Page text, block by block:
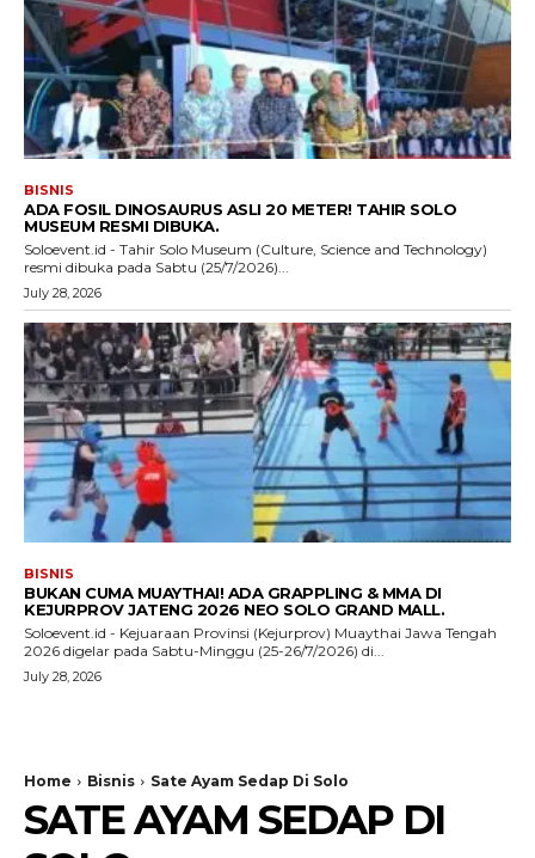
BISNIS
ADA FOSIL DINOSAURUS ASLI 20 METER! TAHIR SOLO
MUSEUM RESMI DIBUKA.
Soloevent.id - Tahir Solo Museum (Culture, Science and Technology)
resmi dibuka pada Sabtu (25/7/2026)...
July 28, 2026
BISNIS
BUKAN CUMA MUAYTHAI! ADA GRAPPLING & MMA DI
KEJURPROV JATENG 2026 NEO SOLO GRAND MALL.
Soloevent.id - Kejuaraan Provinsi (Kejurprov) Muaythai Jawa Tengah
2026 digelar pada Sabtu-Minggu (25-26/7/2026) di...
July 28, 2026